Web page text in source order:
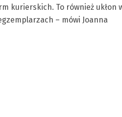
kurierskich. To również ukłon
– mówi Joanna